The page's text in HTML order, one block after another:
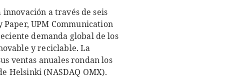
a través de seis
Paper, UPM Communication
demanda global de los
y reciclable. La
ventas anuales rondan los
Helsinki (NASDAQ OMX).